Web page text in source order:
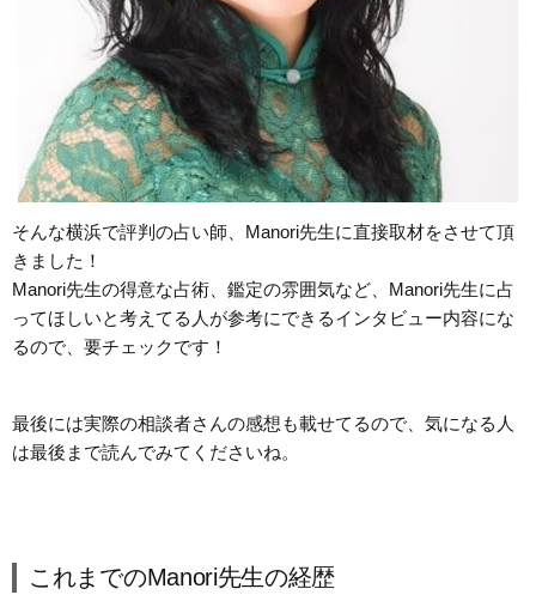
そんな横浜で評判の占い師、Manori先生に直接取材をさせて頂
きました！
Manori先生の得意な占術、鑑定の雰囲気など、Manori先生に占
ってほしいと考えてる人が参考にできるインタビュー内容にな
るので、要チェックです！
最後には実際の相談者さんの感想も載せてるので、気になる人
は最後まで読んでみてくださいね。
これまでのManori先生の経歴